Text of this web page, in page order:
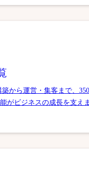
築から運営・集客まで、
がビジネスの成長を支えま